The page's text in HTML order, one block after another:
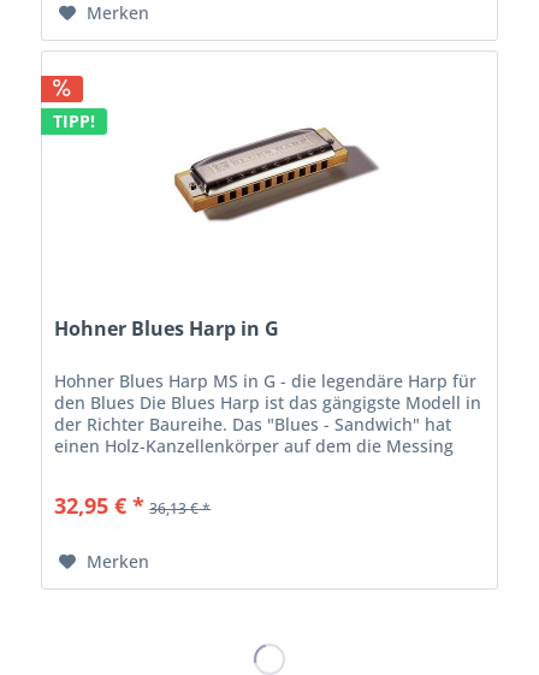
Merken
TIPP!
Hohner Blues Harp in G
Hohner Blues Harp MS in G - die legendäre Harp für
den Blues Die Blues Harp ist das gängigste Modell in
der Richter Baureihe. Das "Blues - Sandwich" hat
einen Holz-Kanzellenkörper auf dem die Messing
32,95 € * 36,13 € *
Merken